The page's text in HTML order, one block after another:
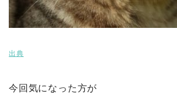
出典
今回気になった方が